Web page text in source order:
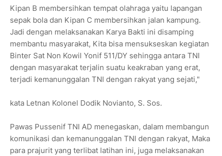
Kipan B membersihkan tempat olahraga yaitu lapangan
sepak bola dan Kipan C membersihkan jalan kampung.
Jadi dengan melaksanakan Karya Bakti ini disamping
membantu masyarakat, Kita bisa mensukseskan kegiatan
Binter Sat Non Kowil Yonif 511/DY sehingga antara TNI
dengan masyarakat terjalin suatu keakraban yang erat,
terjadi kemanunggalan TNI dengan rakyat yang sejati,"
kata Letnan Kolonel Dodik Novianto, S. Sos.
Pawas Pussenif TNI AD menegaskan, dalam membangun
komunikasi dan kemanunggalan TNI dengan rakyat, Maka
para prajurit yang terlibat latihan ini, juga melaksanakan